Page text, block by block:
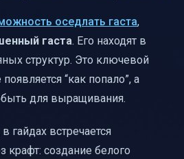
оседлать гаста,
гаста. Его находят в
структур. Это ключевой
“как попало”, а
для выращивания.
гайдах встречается
крафт: создание белого